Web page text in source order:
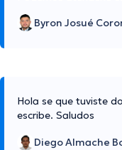
Byron Josué
Hola se que tuviste
escribe. Saludos
Diego Almache